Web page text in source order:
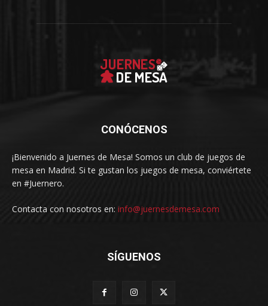
CONÓCENOS
¡Bienvenido a Juernes de Mesa! Somos un club de juegos de
mesa en Madrid. Si te gustan los juegos de mesa, conviértete
en #Juernero.
Contacta con nosotros en: info@juernesdemesa.com
SÍGUENOS